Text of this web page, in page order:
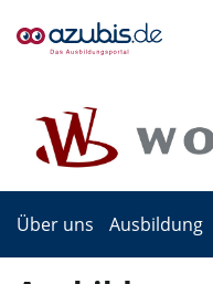
Über uns Ausbildung